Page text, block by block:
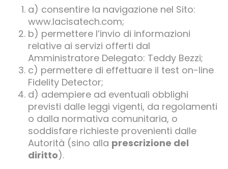
a) consentire la navigazione nel Sito:
www.lacisatech.com;
b) permettere l’invio di informazioni
relative ai servizi offerti dal
Amministratore Delegato: Teddy Bezzi;
c) permettere di effettuare il test on-line
Fidelity Detector;
d) adempiere ad eventuali obblighi
previsti dalle leggi vigenti, da regolamenti
o dalla normativa comunitaria, o
soddisfare richieste provenienti dalle
Autorità (sino alla prescrizione del
diritto).